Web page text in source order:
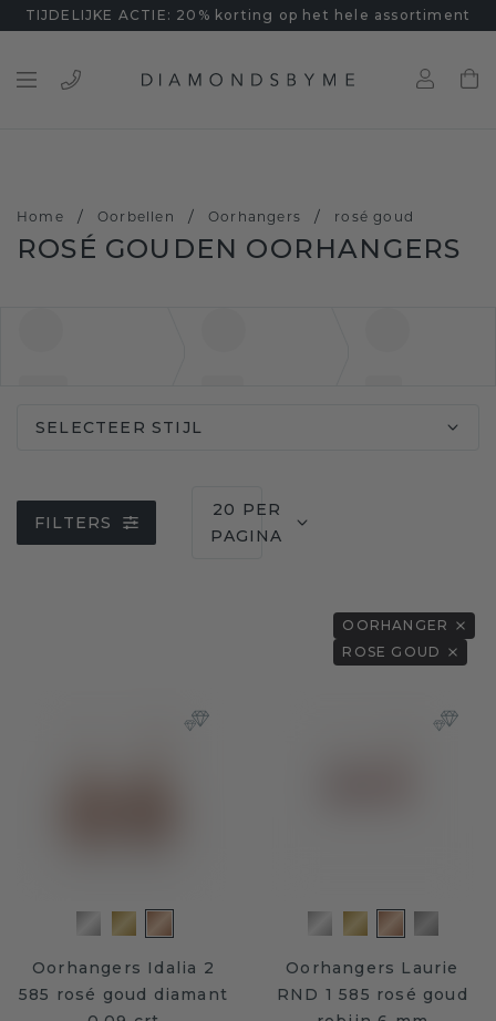
TIJDELIJKE ACTIE: 20% korting op het hele assortiment
Home / Oorbellen / Oorhangers / rosé goud
ROSÉ GOUDEN OORHANGERS
SELECTEER STIJL
FILTERS
20 PER
PAGINA
OORHANGER
ROSE GOUD
Oorhangers Idalia 2
585 rosé goud diamant
Oorhangers Laurie
RND 1 585 rosé goud